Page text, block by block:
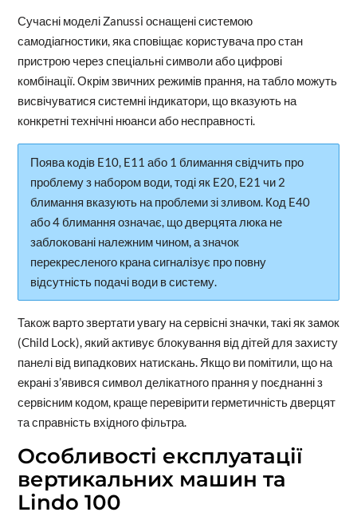
Сучасні моделі Zanussi оснащені системою
самодіагностики, яка сповіщає користувача про стан
пристрою через спеціальні символи або цифрові
комбінації. Окрім звичних режимів прання, на табло можуть
висвічуватися системні індикатори, що вказують на
конкретні технічні нюанси або несправності.
Поява кодів E10, E11 або 1 блимання свідчить про
проблему з набором води, тоді як E20, E21 чи 2
блимання вказують на проблеми зі зливом. Код E40
або 4 блимання означає, що дверцята люка не
заблоковані належним чином, а значок
перекресленого крана сигналізує про повну
відсутність подачі води в систему.
Також варто звертати увагу на сервісні значки, такі як замок
(Child Lock), який активує блокування від дітей для захисту
панелі від випадкових натискань. Якщо ви помітили, що на
екрані з’явився символ делікатного прання у поєднанні з
сервісним кодом, краще перевірити герметичність дверцят
та справність вхідного фільтра.
Особливості експлуатації
вертикальних машин та
Lindo 100